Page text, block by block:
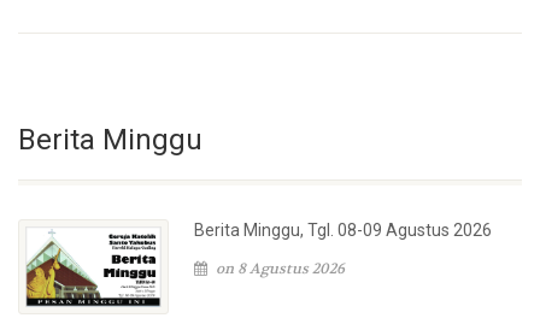
Berita Minggu
Berita Minggu, Tgl. 08-09 Agustus 2026
on 8 Agustus 2026